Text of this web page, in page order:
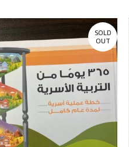
SOLD
OUT